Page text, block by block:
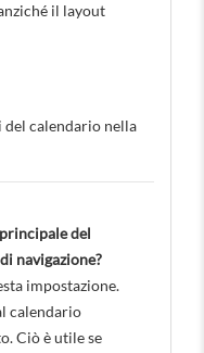
il layout
calendario nella
del
navigazione?
impostazione.
calendario
Ciò è utile se